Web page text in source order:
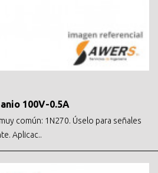
100V-0.5A
común: 1N270. Úselo para señales
Aplicac..